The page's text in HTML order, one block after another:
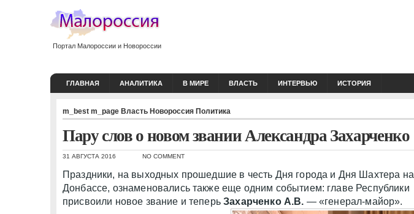
Портал Малороссии и Новороссии
ГЛАВНАЯ АНАЛИТИКА В МИРЕ ВЛАСТЬ ИНТЕРВЬЮ ИСТОРИЯ
m_best m_page Власть Новороссия Политика
Пару слов о новом звании Александра Захарченко
31 АВГУСТА 2016 NO COMMENT
Праздники, на выходных прошедшие в честь Дня города и Дня Шахтера на
Донбассе, ознаменовались также еще одним событием: главе Республики
присвоили новое звание и теперьЗахарченко А.В. — «генерал-майор».